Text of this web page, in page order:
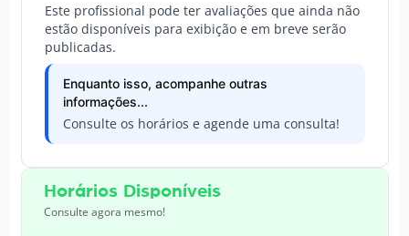
Este profissional pode ter avaliações que ainda não
estão disponíveis para exibição e em breve serão
publicadas.
Enquanto isso, acompanhe outras
informações...
Consulte os horários e agende uma consulta!
Horários Disponíveis
Consulte agora mesmo!